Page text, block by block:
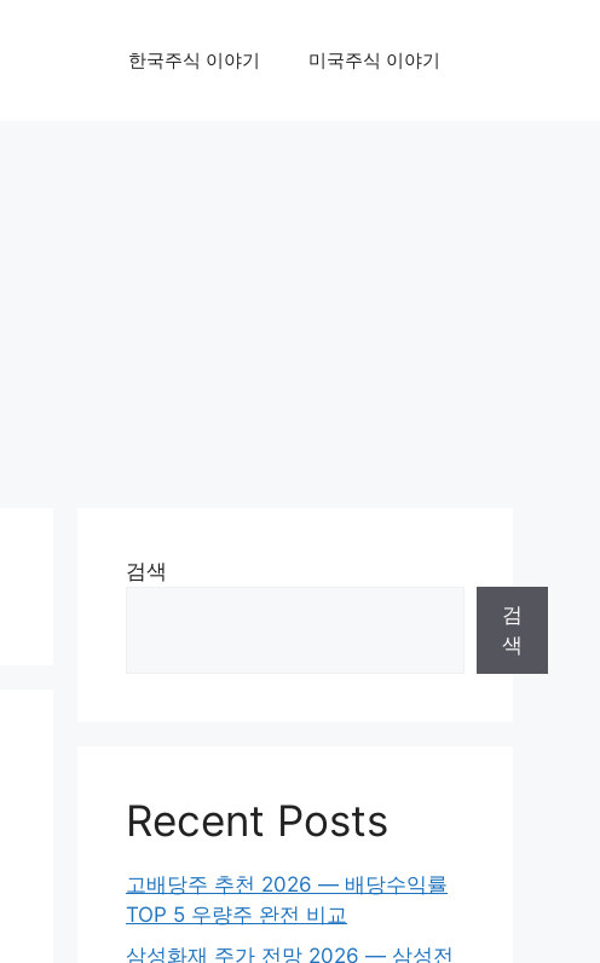
한국주식 이야기 미국주식 이야기
검색
검
색
Recent Posts
고배당주 추천 2026 — 배당수익률
TOP 5 우량주 완전 비교
삼성화재 주가 전망 2026 — 삼성전